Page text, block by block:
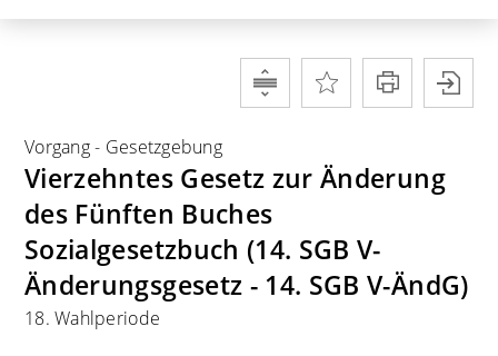
Vorgang- Gesetzgebung
Vierzehntes Gesetz zur Änderung
des Fünften Buches
Sozialgesetzbuch (14. SGB V-
Änderungsgesetz - 14. SGB V-ÄndG)
18. Wahlperiode